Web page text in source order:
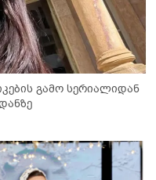
გამო სერიალიდან